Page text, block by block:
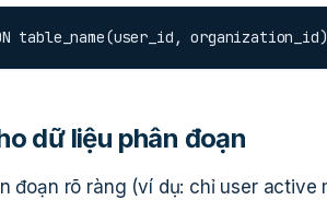
table_name(user_id,
dữ liệu phân đoạn
đoạn rõ ràng (ví dụ: chỉ user